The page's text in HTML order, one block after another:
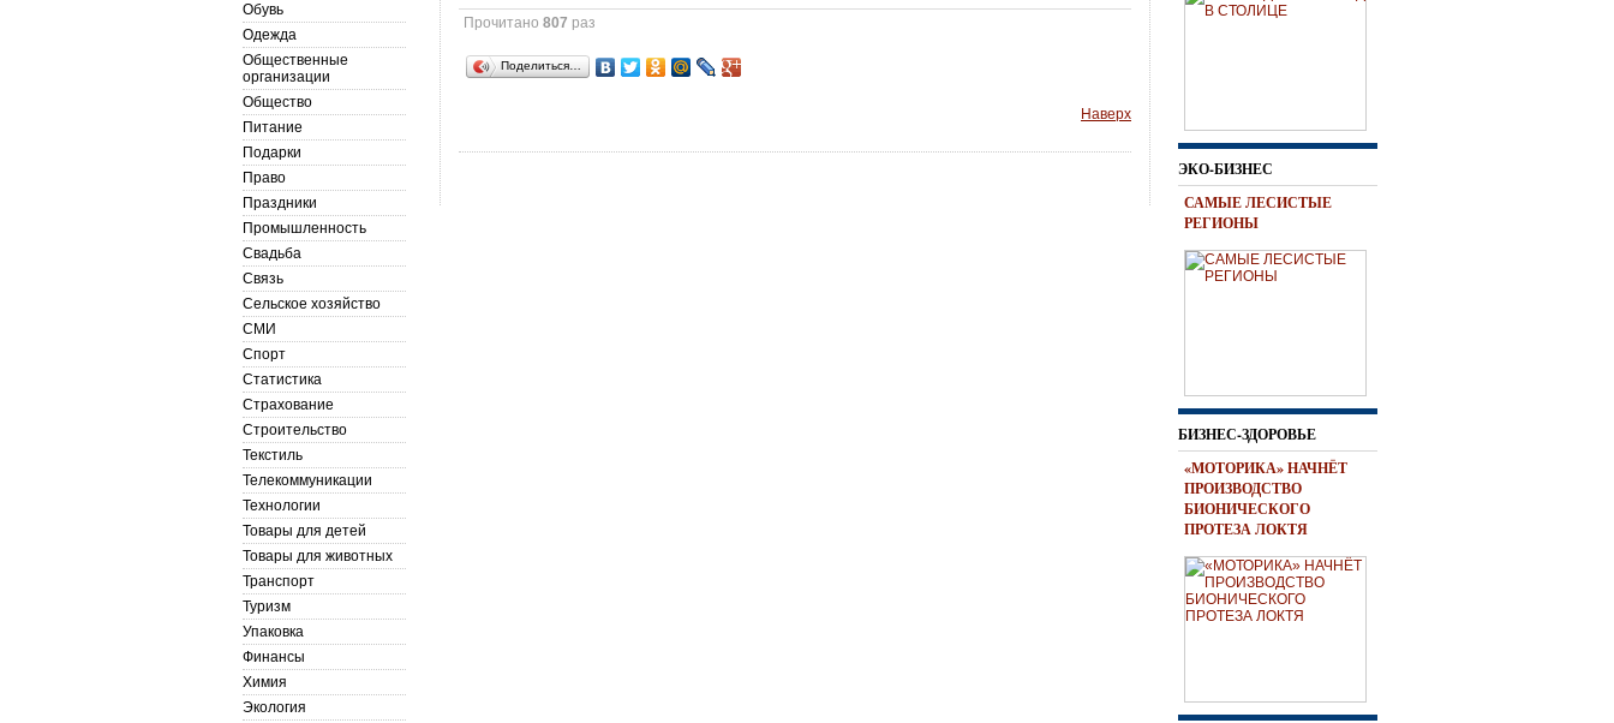
Прочитано807 раз
Поделиться…
Наверх
Обувь
Одежда
Общественные
организации
Общество
Питание
Подарки
Право
Праздники
Промышленность
Свадьба
Связь
Сельское хозяйство
СМИ
Спорт
Статистика
Страхование
Строительство
Текстиль
Телекоммуникации
Технологии
Товары для детей
Товары для животных
Транспорт
Туризм
Упаковка
Финансы
Химия
Экология
ЭКО-БИЗНЕС
САМЫЕ ЛЕСИСТЫЕ
РЕГИОНЫ
БИЗНЕС-ЗДОРОВЬЕ
«МОТОРИКА» НАЧНЁТ
ПРОИЗВОДСТВО
БИОНИЧЕСКОГО
ПРОТЕЗА ЛОКТЯ